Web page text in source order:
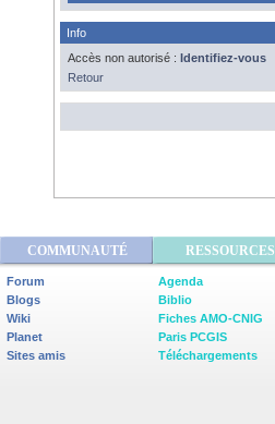
Info
Accès non autorisé : Identifiez-vous
Retour
COMMUNAUTÉ RESSOURCES
Forum
Blogs
Wiki
Planet
Sites amis
Agenda
Biblio
Fiches AMO-CNIG
Paris PCGIS
Téléchargements